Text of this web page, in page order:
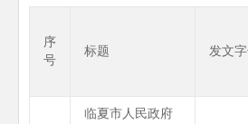
序
号
标题 发文
临夏市人民政府